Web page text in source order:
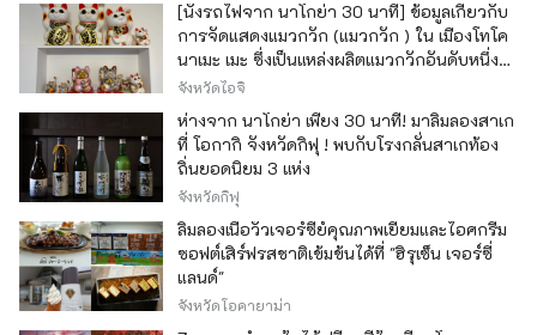
[นั่งรถไฟจาก นาโกย่า 30 นาที] ข้อมูลเกี่ยวกับ
การจัดแสดงแมวกวัก (แมวกวัก ) ใน เมืองโทโค
นาเมะ เมะ ซึ่งเป็นแหล่งผลิตแมวกวักอันดับหนึ่ง
ของญี่ปุ่น
จังหวัดไอจิ
ห่างจาก นาโกย่า เพียง 30 นาที! มาลิ้มลองสาเก
ที่ โอกากิ จังหวัดกิฟุ ! พบกับโรงกลั่นสาเกท้อง
ถิ่นยอดนิยม 3 แห่ง
จังหวัดกิฟุ
ลิ้มลองเนื้อวัวเจอร์ซีย์คุณภาพเยี่ยมและไอศกรีม
ซอฟต์เสิร์ฟรสชาติเข้มข้นได้ที่ "ฮิรุเซ็น เจอร์ซี่
แลนด์"
จังหวัดโอคายาม่า